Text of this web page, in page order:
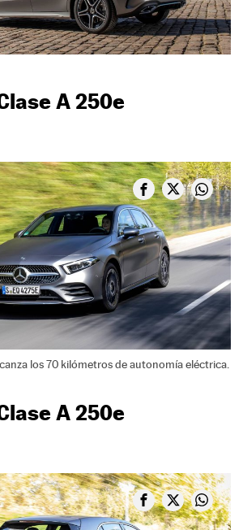
A 250e
los 70 kilómetros de autonomía eléctrica.
A 250e